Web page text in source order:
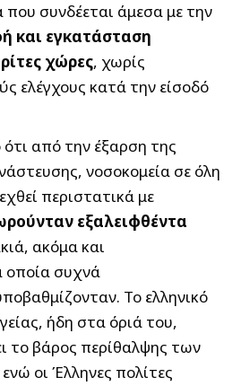
συνδέεται άμεσα με την
και εγκατάσταση
χώρες, χωρίς
ελέγχους κατά την είσοδό
ότι από την έξαρση της
νοσοκομεία σε όλη
περιστατικά με
εξαλειφθέντα
ακόμα και
οποία συχνά
Το ελληνικό
ήδη στα όριά του,
το βάρος περίθαλψης των
οι Έλληνες πολίτες